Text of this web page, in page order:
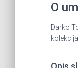
O
Darko
Opis